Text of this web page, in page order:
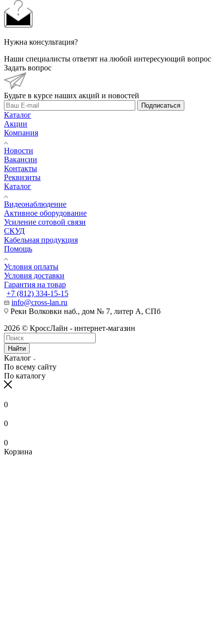
Нужна консультация?
Наши специалисты ответят на любой интересующий вопрос
Задать вопрос
Будьте в курсе наших акций и новостей
Подписаться
Каталог
Акции
Компания
Новости
Вакансии
Контакты
Реквизиты
Каталог
Видеонаблюдение
Активное оборудование
Усиление сотовой связи
СКУД
Кабельная продукция
Помощь
Условия оплаты
Условия доставки
Гарантия на товар
+7 (812) 334-15-15
info@cross-lan.ru
Реки Волковки наб., дом № 7, литер А, СПб
2026 © КроссЛайн - интернет-магазин
Найти
Каталог
По всему сайту
По каталогу
0
0
0
Корзина